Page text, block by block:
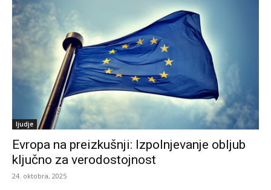
ljudje
Evropa na preizkušnji: Izpolnjevanje obljub
ključno za verodostojnost
24. oktobra, 2025